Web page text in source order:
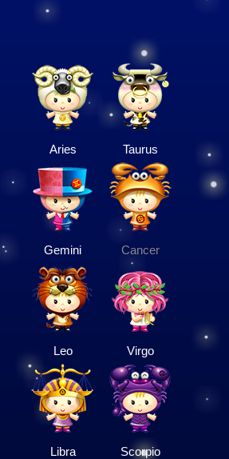
Aries Taurus
Gemini Cancer
Leo Virgo
Libra Scorpio